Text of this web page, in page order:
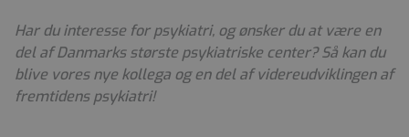
Har du interesse for psykiatri, og ønsker du at være en
del af Danmarks største psykiatriske center? Så kan du
blive vores nye kollega og en del af videreudviklingen af
fremtidens psykiatri!